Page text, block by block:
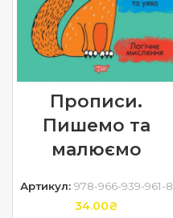
Прописи.
Пишемо та
малюємо
Артикул: 978-966-939-961-8
34.00₴